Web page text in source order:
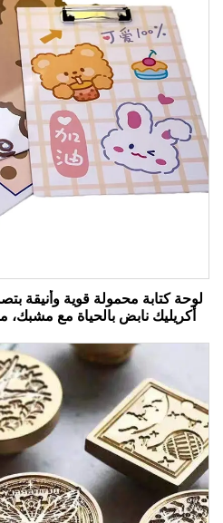
لوحة كتابة محمولة قوية وأنيقة
أكريليك نابض بالحياة مع